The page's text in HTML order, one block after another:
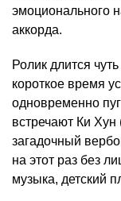
эмоционального
аккорда.
Ролик длится
короткое время
одновременно
встречают Ки
загадочный
на этот раз без
музыка, детский